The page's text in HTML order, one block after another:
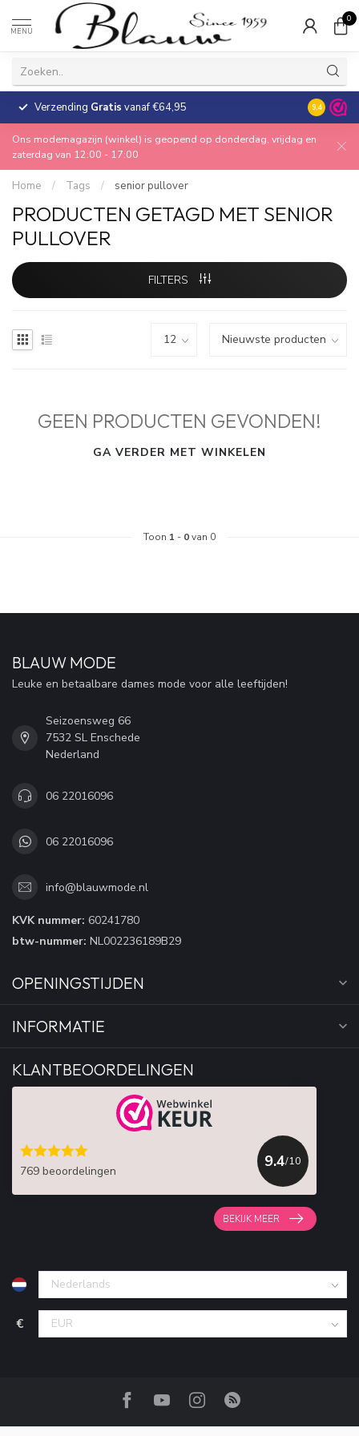
MENU
0
Verzending Gratis vanaf €64,95 30 dagen
9.4
Ons modemagazijn (winkel) is geopend op donderdag, vrijdag en
zaterdag van 12:00 - 17:00
Home / Tags / senior pullover
PRODUCTEN GETAGD MET SENIOR
PULLOVER
FILTERS
GEEN PRODUCTEN GEVONDEN!
GA VERDER MET WINKELEN
Toon 1 - 0van 0
BLAUW MODE
Leuke en betaalbare dames mode voor alle leeftijden!
Seizoensweg 66
7532 SL Enschede
Nederland
06 22016096
06 22016096
info@blauwmode.nl
KVK nummer: 60241780
btw-nummer: NL002236189B29
OPENINGSTIJDEN
INFORMATIE
KLANTBEOORDELINGEN
769 beoordelingen
9.4/10
BEKIJK MEER
€